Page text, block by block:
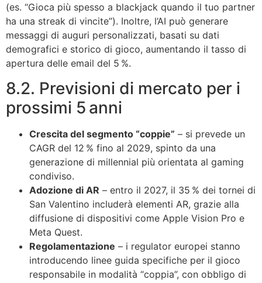
(es. “Gioca più spesso a blackjack quando il tuo partner
ha una streak di vincite”). Inoltre, l’AI può generare
messaggi di auguri personalizzati, basati su dati
demografici e storico di gioco, aumentando il tasso di
apertura delle email del 5 %.
8.2. Previsioni di mercato per i
prossimi 5 anni
Crescita del segmento “coppie” – si prevede un
CAGR del 12 % fino al 2029, spinto da una
generazione di millennial più orientata al gaming
condiviso.
Adozione di AR – entro il 2027, il 35 % dei tornei di
San Valentino includerà elementi AR, grazie alla
diffusione di dispositivi come Apple Vision Pro e
Meta Quest.
Regolamentazione – i regulator europei stanno
introducendo linee guida specifiche per il gioco
responsabile in modalità “coppia”, con obbligo di